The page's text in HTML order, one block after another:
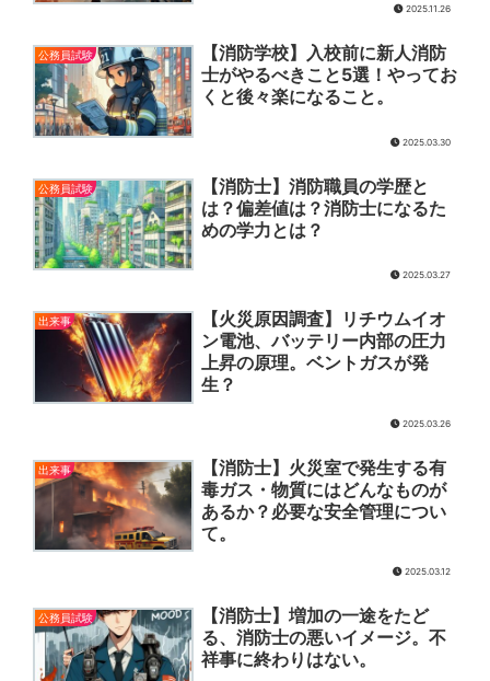
2025.11.26
公務員試験
【消防学校】入校前に新人消防
士がやるべきこと5選！やってお
くと後々楽になること。
2025.03.30
公務員試験
【消防士】消防職員の学歴と
は？偏差値は？消防士になるた
めの学力とは？
2025.03.27
出来事
【火災原因調査】リチウムイオ
ン電池、バッテリー内部の圧力
上昇の原理。ベントガスが発
生？
2025.03.26
出来事
【消防士】火災室で発生する有
毒ガス・物質にはどんなものが
あるか？必要な安全管理につい
て。
2025.03.12
公務員試験
【消防士】増加の一途をたど
る、消防士の悪いイメージ。不
祥事に終わりはない。